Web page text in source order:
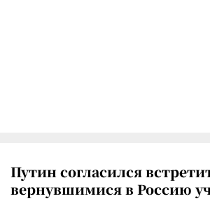
Путин согласился
вернувшимися в Россию